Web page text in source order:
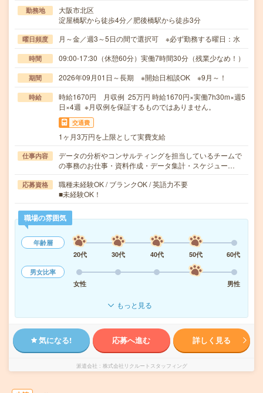
勤務地
大阪市北区
淀屋橋駅から徒歩4分／肥後橋駅から徒歩3分
曜日頻度 月～金／週3～5日の間で選択可 ※必ず勤務する曜日：水
時間 09:00-17:30（休憩60分）実働7時間30分（残業少なめ！）
期間 2026年09月01日～長期 ※開始日相談OK ※9月～！
時給
時給1670円 月収例 25万円 時給1670円×実働7h30m×週5
日×4週 ※月収例を保証するものではありません。
交通費
1ヶ月3万円を上限として実費支給
仕事内容
データの分析やコンサルティングを担当しているチームで
の事務のお仕事・資料作成・データ集計・スケジュー…
応募資格
職種未経験OK / ブランクOK / 英語力不要
■未経験OK！
職場の雰囲気
年齢層
20代
30代 40代 50代
60代
男女比率
女性
男性
もっと見る
気になる! 応募へ進む 詳しく見る
派遣会社 株式会社リクルートスタッフィング